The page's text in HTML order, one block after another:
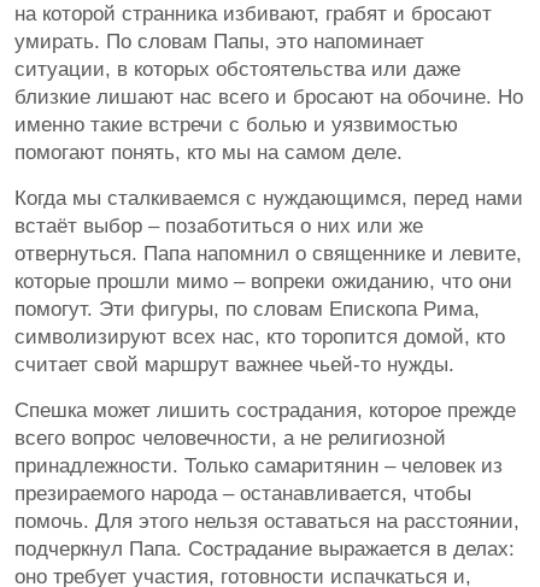
на которой странника избивают, грабят и бросают
умирать. По словам Папы, это напоминает
ситуации, в которых обстоятельства или даже
близкие лишают нас всего и бросают на обочине. Но
именно такие встречи с болью и уязвимостью
помогают понять, кто мы на самом деле.
Когда мы сталкиваемся с нуждающимся, перед нами
встаёт выбор – позаботиться о них или же
отвернуться. Папа напомнил о священнике и левите,
которые прошли мимо – вопреки ожиданию, что они
помогут. Эти фигуры, по словам Епископа Рима,
символизируют всех нас, кто торопится домой, кто
считает свой маршрут важнее чьей-то нужды.
Спешка может лишить сострадания, которое прежде
всего вопрос человечности, а не религиозной
принадлежности. Только самаритянин – человек из
презираемого народа – останавливается, чтобы
помочь. Для этого нельзя оставаться на расстоянии,
подчеркнул Папа. Сострадание выражается в делах:
оно требует участия, готовности испачкаться и,